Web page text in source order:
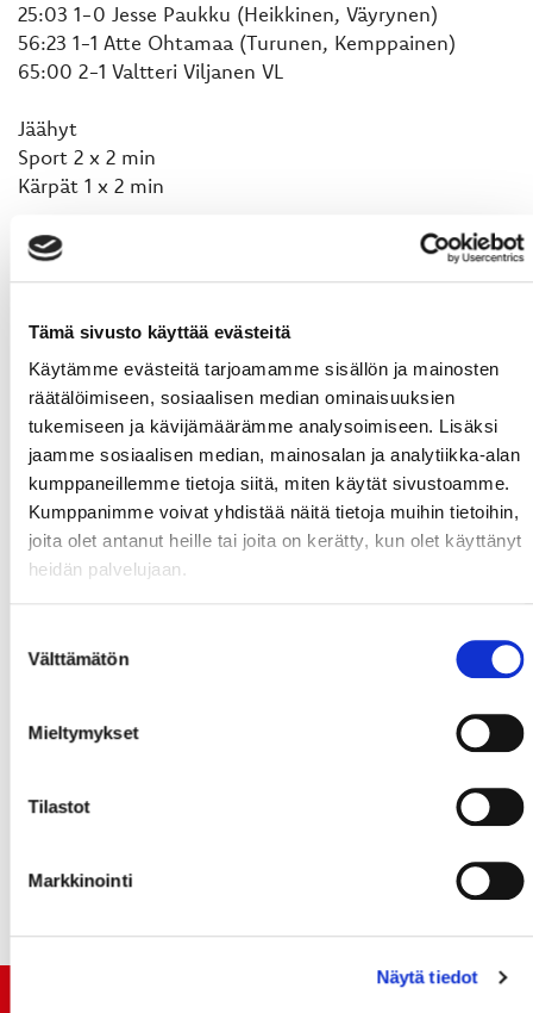
Tämä sivusto käyttää evästeitä
Käytämme evästeitä tarjoamamme sisällön ja mainosten
räätälöimiseen, sosiaalisen median ominaisuuksien
tukemiseen ja kävijämäärämme analysoimiseen. Lisäksi
jaamme sosiaalisen median, mainosalan ja analytiikka-alan
kumppaneillemme tietoja siitä, miten käytät sivustoamme.
Kumppanimme voivat yhdistää näitä tietoja muihin tietoihin,
joita olet antanut heille tai joita on kerätty, kun olet käyttänyt
heidän palvelujaan.
valinta
Välttämätön
Mieltymykset
Tilastot
Markkinointi
Näytä tiedot
25:03 1-0 Jesse Paukku (Heikkinen, Väyrynen)
56:23 1-1 Atte Ohtamaa (Turunen, Kemppainen)
65:00 2-1 Valtteri Viljanen VL
Jäähyt
Sport 2 x 2 min
Kärpät 1 x 2 min
Torjunnat